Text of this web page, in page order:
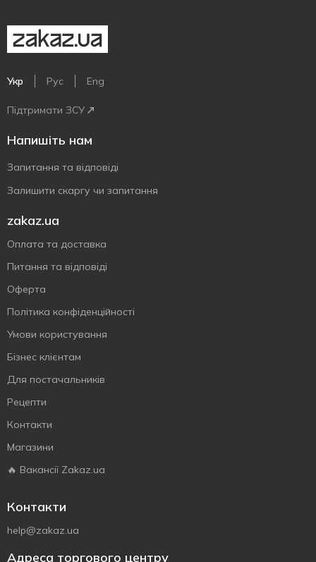
Укр Рус Eng
Підтримати ЗСУ
Напишіть нам
Запитання та відповіді
Залишити скаргу чи запитання
zakaz.ua
Оплата та доставка
Питання та відповіді
Оферта
Політика конфіденційності
Умови користування
Бізнес клієнтам
Для постачальників
Рецепти
Контакти
Магазини
🔥 Вакансії Zakaz.ua
Контакти
help@zakaz.ua
Адреса торгового центру